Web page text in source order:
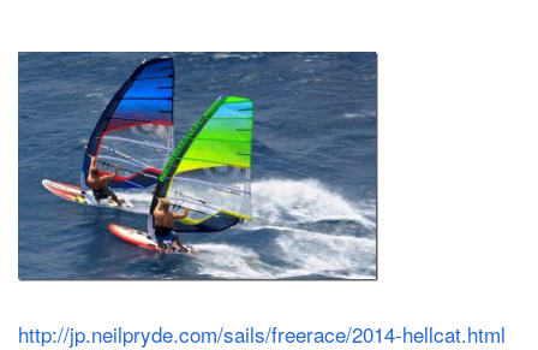
http://jp.neilpryde.com/sails/freerace/2014-hellcat.html